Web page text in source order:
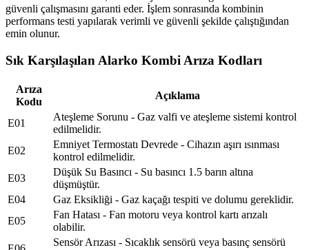
güvenli çalışmasını garanti eder. İşlem sonrasında kombinin
performans testi yapılarak verimli ve güvenli şekilde çalıştığından
emin olunur.
Sık Karşılaşılan Alarko Kombi Arıza Kodları
Arıza
Kodu
Açıklama
E01
Ateşleme Sorunu - Gaz valfi ve ateşleme sistemi kontrol
edilmelidir.
E02
Emniyet Termostatı Devrede - Cihazın aşırı ısınması
kontrol edilmelidir.
E03
Düşük Su Basıncı - Su basıncı 1.5 barın altına
düşmüştür.
E04
Gaz Eksikliği - Gaz kaçağı tespiti ve dolumu gereklidir.
E05
Fan Hatası - Fan motoru veya kontrol kartı arızalı
olabilir.
Sensör Arızası - Sıcaklık sensörü veya basınç sensörü